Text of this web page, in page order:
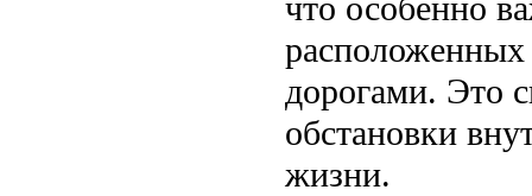
что особенно
дорогами. Это
обстановки
жизни.